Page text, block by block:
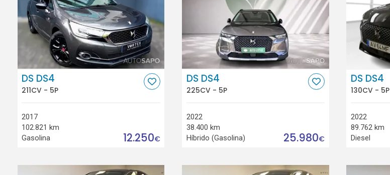
DS DS4
211CV - 5P
2017
102.821 km
Gasolina
12.250€
DS DS4
225CV - 5P
2022
38.400 km
Híbrido (Gasolina)
25.980€
DS DS4
130CV - 5P
2022
89.762 km
Diesel